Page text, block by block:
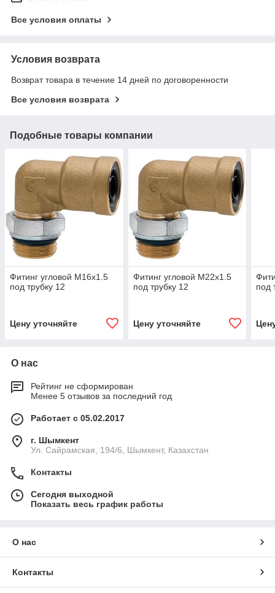
Все условия оплаты
Условия возврата
Возврат товара в течение 14 дней по договоренности
Все условия возврата
Подобные товары компании
Фитинг угловой M16x1.5
под трубку 12
Цену уточняйте
Фитинг угловой M22x1.5
под трубку 12
Цену уточняйте
под
О нас
Рейтинг не сформирован
Менее 5 отзывов за последний год
Работает с 05.02.2017
г. Шымкент
Ул. Сайрамская, 194/6, Шымкент, Казахстан
Контакты
Сегодня выходной
Показать весь график работы
О нас
Контакты